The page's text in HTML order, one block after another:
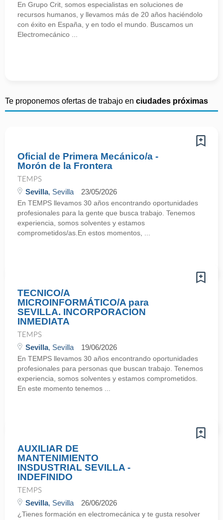
En Grupo Crit, somos especialistas en soluciones de
recursos humanos, y llevamos más de 20 años haciéndolo
con éxito en España, y en todo el mundo. Buscamos un
Electromecánico ...
Te proponemos ofertas de trabajo en ciudades próximas
Oficial de Primera Mecánico/a -
Morón de la Frontera
TEMPS
Sevilla, Sevilla 23/05/2026
En TEMPS llevamos 30 años encontrando oportunidades
profesionales para la gente que busca trabajo. Tenemos
experiencia, somos solventes y estamos
comprometidos/as.En estos momentos, ...
TECNICO/A
MICROINFORMÁTICO/A para
SEVILLA. INCORPORACION
INMEDIATA
TEMPS
Sevilla, Sevilla 19/06/2026
En TEMPS llevamos 30 años encontrando oportunidades
profesionales para personas que buscan trabajo. Tenemos
experiencia, somos solventes y estamos comprometidos.
En este momento tenemos ...
AUXILIAR DE
MANTENIMIENTO
INSDUSTRIAL SEVILLA -
INDEFINIDO
TEMPS
Sevilla, Sevilla 26/06/2026
¿Tienes formación en electromecánica y te gusta resolver